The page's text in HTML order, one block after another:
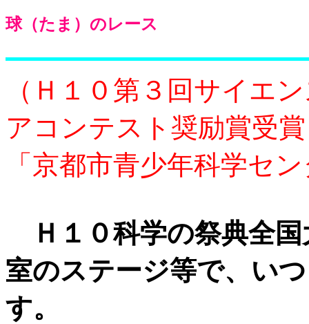
球（たま）のレース
（Ｈ１０第３回サイエ
アコンテスト奨励賞受
「京都市青少年科学セ
Ｈ１０科学の祭典全
室のステージ等で、い
す。